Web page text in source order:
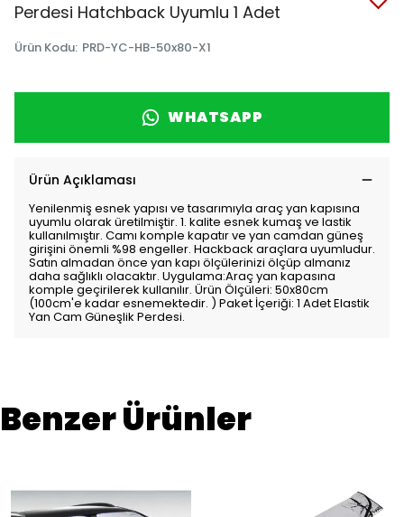
Perdesi Hatchback Uyumlu 1 Adet
Ürün Kodu: PRD-YC-HB-50x80-X1
WHATSAPP
Ürün Açıklaması
Yenilenmiş esnek yapısı ve tasarımıyla araç yan kapısına
uyumlu olarak üretilmiştir. 1. kalite esnek kumaş ve lastik
kullanılmıştır. Camı komple kapatır ve yan camdan güneş
girişini önemli %98 engeller. Hackback araçlara uyumludur.
Satın almadan önce yan kapı ölçülerinizi ölçüp almanız
daha sağlıklı olacaktır. Uygulama:Araç yan kapasına
komple geçirilerek kullanılır. Ürün Ölçüleri: 50x80cm
(100cm'e kadar esnemektedir. ) Paket İçeriği: 1 Adet Elastik
Yan Cam Güneşlik Perdesi.
Benzer Ürünler